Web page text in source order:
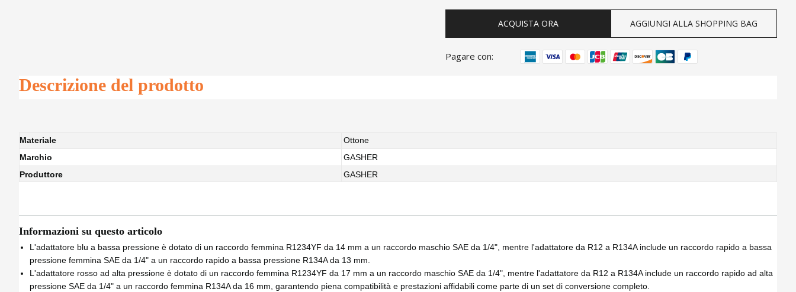
ACQUISTA ORA AGGIUNGI ALLA SHOPPING BAG
Pagare con:
Descrizione del prodotto
Materiale
Ottone
Marchio
GASHER
Produttore
GASHER
Informazioni su questo articolo
L'adattatore blu a bassa pressione è dotato di un raccordo femmina R1234YF da 14 mm a un raccordo maschio SAE da 1/4", mentre l'adattatore da R12 a R134A include un raccordo rapido a bassa
pressione femmina SAE da 1/4" a un raccordo rapido a bassa pressione R134A da 13 mm.
L'adattatore rosso ad alta pressione è dotato di un raccordo femmina R1234YF da 17 mm a un raccordo maschio SAE da 1/4", mentre l'adattatore da R12 a R134A include un raccordo rapido ad alta
pressione SAE da 1/4" a un raccordo femmina R134A da 16 mm, garantendo piena compatibilità e prestazioni affidabili come parte di un set di conversione completo.